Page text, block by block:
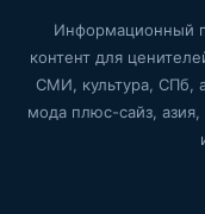
Информационный
контент для
СМИ, культура, СПб,
мода плюс-сайз,